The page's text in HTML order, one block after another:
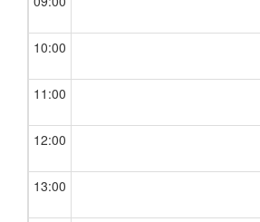
10:00
11:00
12:00
13:00